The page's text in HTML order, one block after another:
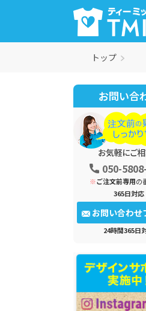
トップ
お問い合
050-
※ご注文前専用の
365日対応
お問い合わせ
24時間365日